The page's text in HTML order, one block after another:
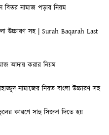
বিতর নামাজ পড়ার নিয়ম
উচ্চারণ সহ | Surah Baqarah Last
আদায় করার নিয়ম
নামাজের নিয়ত বাংলা উচ্চারণ সহ
কারণে সাহু সিজদা দিতে হয়